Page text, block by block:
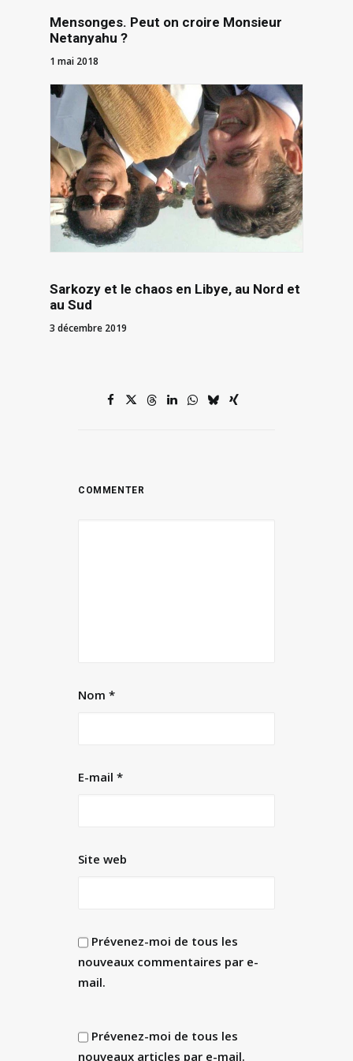
Mensonges. Peut on croire Monsieur
Netanyahu ?
1 mai 2018
Sarkozy et le chaos en Libye, au Nord et
au Sud
3 décembre 2019
Nom *
E-mail *
Site web
Prévenez-moi de tous les
nouveaux commentaires par e-
mail.
Prévenez-moi de tous les
nouveaux articles par e-mail.